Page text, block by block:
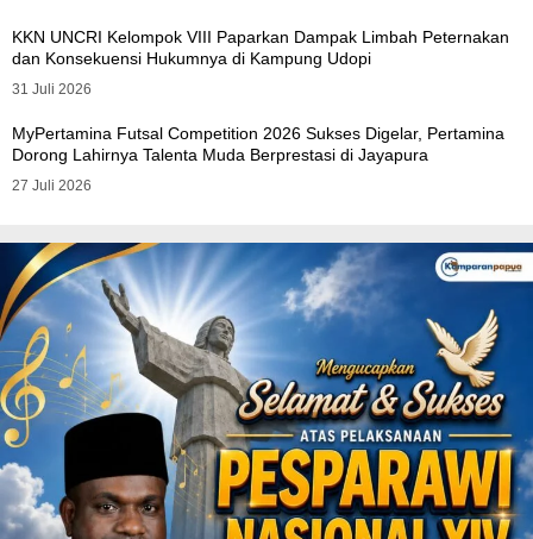
KKN UNCRI Kelompok VIII Paparkan Dampak Limbah Peternakan
dan Konsekuensi Hukumnya di Kampung Udopi
31 Juli 2026
MyPertamina Futsal Competition 2026 Sukses Digelar, Pertamina
Dorong Lahirnya Talenta Muda Berprestasi di Jayapura
27 Juli 2026